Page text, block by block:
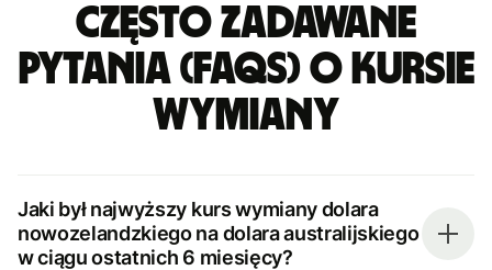
Często zadawane
pytania (FAQs) o kursie
wymiany
Jaki był najwyższy kurs wymiany dolara
nowozelandzkiego na dolara australijskiego
w ciągu ostatnich 6 miesięcy?